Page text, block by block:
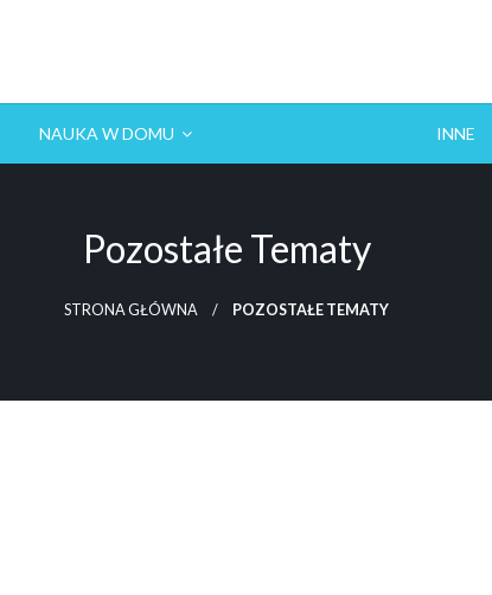
NAUKA W DOMU INNE
Pozostałe Tematy
STRONA GŁÓWNA POZOSTAŁE TEMATY